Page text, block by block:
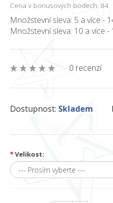
Cena v bonusových bodech: 84
Množstevní sleva: 5 a více -
Množstevní sleva: 10 a více -
0 recenzí
Dostupnost: Skladem
*Velikost: